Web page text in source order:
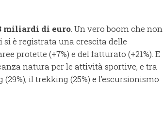
miliardi di euro. Un vero boom che non
si è registrata una crescita delle
protette (+7%) e del fatturato (+21%). E
natura per le attività sportive, e tra
il trekking (25%) e l’escursionismo